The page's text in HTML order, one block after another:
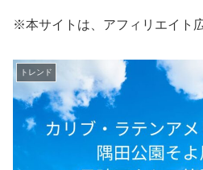
※本サイトは、アフィリエイト
トレンド